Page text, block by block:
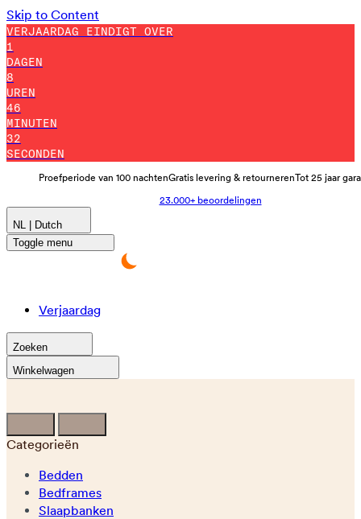
Skip to Content
VERJAARDAG EINDIGT OVER
1
DAGEN
8
UREN
46
MINUTEN
25
SECONDEN
Proefperiode van 100 nachtenGratis levering & retournerenTot 25 jaar
23.000+ beoordelingen
NL | Dutch
Toggle menu
Verjaardag
Zoeken
Winkelwagen
Categorieën
Bedden
Bedframes
Slaapbanken